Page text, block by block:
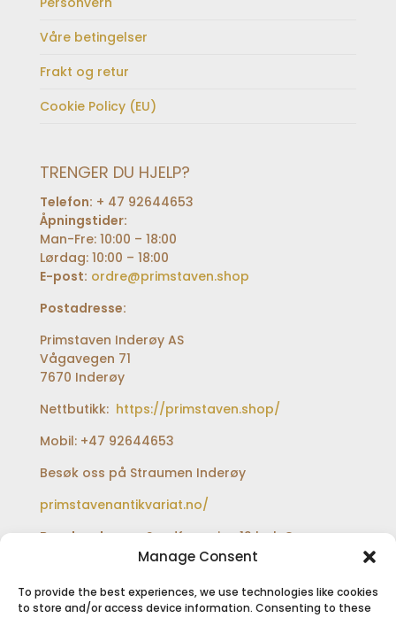
Manage Consent
To provide the best experiences, we use technologies like cookies
to store and/or access device information. Consenting to these
Våre betingelser
Frakt og retur
Cookie Policy (EU)
TRENGER DU HJELP?
Telefon: + 47 92644653
Åpningstider:
Man-Fre: 10:00 – 18:00
Lørdag: 10:00 – 18:00
E-post: ordre@primstaven.shop
Postadresse:
Primstaven Inderøy AS
Vågavegen 71
7670 Inderøy
Nettbutikk: https://primstaven.shop/
Mobil: +47 92644653
Besøk oss på Straumen Inderøy
primstavenantikvariat.no/
Besøksadresse:Sundfærveien 12 bak Coop
extra og Shell bensinstasjon